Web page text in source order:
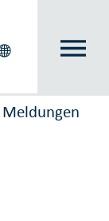
Meldungen